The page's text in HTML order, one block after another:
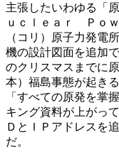
主張したいわゆる「
ｕｃｌｅａｒ Ｐｏ
（コリ）原子力発電
機の設計図面を追加
のクリスマスまでに
本）福島事態が起き
「すべての原発を掌
キング資料が上がっ
ＤとＩＰアドレスを
だ。